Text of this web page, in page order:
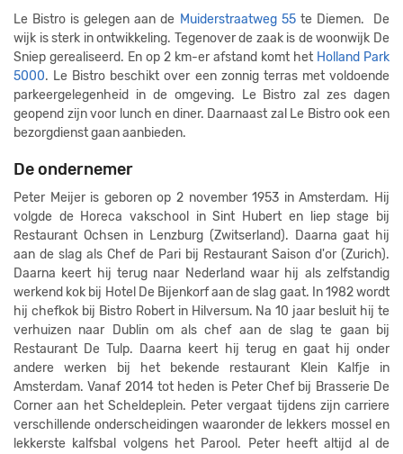
Le Bistro is gelegen aan de Muiderstraatweg 55te Diemen. De
wijk is sterk in ontwikkeling. Tegenover de zaak is de woonwijk De
Sniep gerealiseerd. En op 2 km-er afstand komt het Holland Park
5000. Le Bistro beschikt over een zonnig terras met voldoende
parkeergelegenheid in de omgeving. Le Bistro zal zes dagen
geopend zijn voor lunch en diner. Daarnaast zal Le Bistro ook een
bezorgdienst gaan aanbieden.
De ondernemer
Peter Meijer is geboren op 2 november 1953 in Amsterdam. Hij
volgde de Horeca vakschool in Sint Hubert en liep stage bij
Restaurant Ochsen in Lenzburg (Zwitserland). Daarna gaat hij
aan de slag als Chef de Pari bij Restaurant Saison d'or (Zurich).
Daarna keert hij terug naar Nederland waar hij als zelfstandig
werkend kok bij Hotel De Bijenkorf aan de slag gaat. In 1982 wordt
hij chefkok bij Bistro Robert in Hilversum. Na 10 jaar besluit hij te
verhuizen naar Dublin om als chef aan de slag te gaan bij
Restaurant De Tulp. Daarna keert hij terug en gaat hij onder
andere werken bij het bekende restaurant Klein Kalfje in
Amsterdam. Vanaf 2014 tot heden is Peter Chef bij Brasserie De
Corner aan het Scheldeplein. Peter vergaat tijdens zijn carriere
verschillende onderscheidingen waaronder de lekkers mossel en
lekkerste kalfsbal volgens het Parool. Peter heeft altijd al de